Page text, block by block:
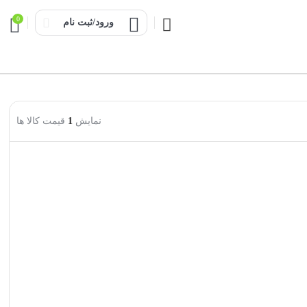
ورود/ثبت نام 0
نمایش 1 قیمت کالا ها